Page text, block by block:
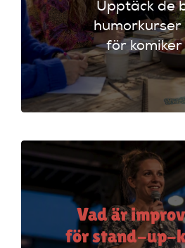
Upptäck de
för komiker
föreläsare.
tekniker
Vad är
för stand-up-